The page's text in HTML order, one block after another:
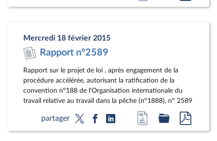
à
au au
Mercredi 18 février 2015
Rapport n°2589
Rapport sur le projet de loi , après engagement de la
procédure accélérée, autorisant la ratification de la
convention n°188 de l'Organisation internationale du
travail relative au travail dans la pêche (n°1888), n° 2589
partager
Accéder
à
Accéder
au au